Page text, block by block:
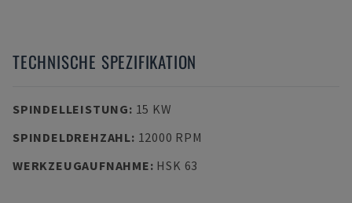
TECHNISCHE SPEZIFIKATION
SPINDELLEISTUNG: 15 KW
SPINDELDREHZAHL: 12000 RPM
WERKZEUGAUFNAHME: HSK 63